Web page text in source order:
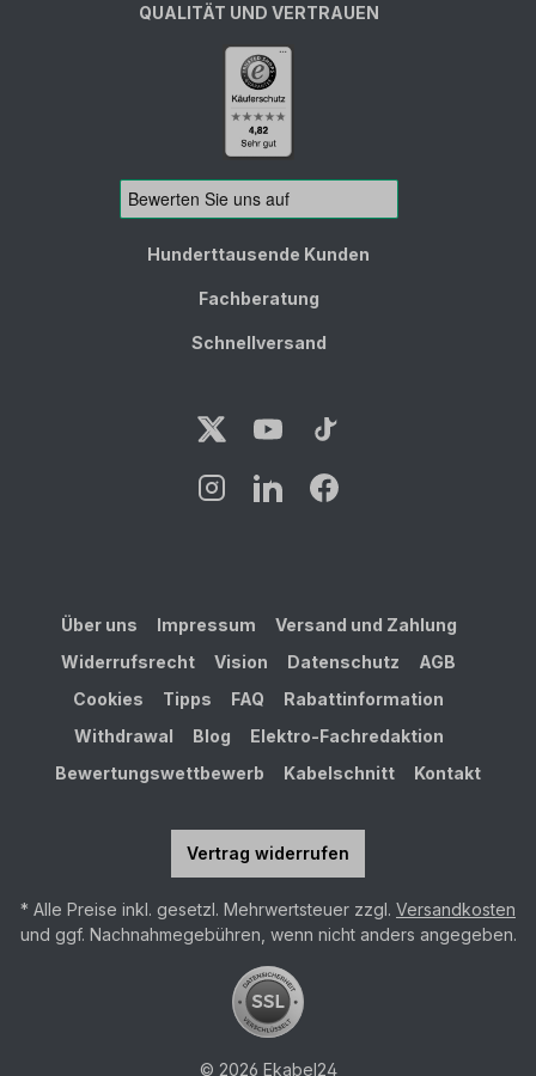
QUALITÄT UND VERTRAUEN
Hunderttausende Kunden
Fachberatung
Schnellversand
Über uns Impressum
Versand und Zahlung
Widerrufsrecht
Vision Datenschutz
AGB
Cookies
Tipps FAQ
Rabattinformation
Withdrawal
Blog
Elektro-Fachredaktion
Bewertungswettbewerb
Kabelschnitt Kontakt
Vertrag widerrufen
* Alle Preise inkl. gesetzl. Mehrwertsteuer zzgl. Versandkosten
und ggf. Nachnahmegebühren, wenn nicht anders angegeben.
© 2026 Ekabel24